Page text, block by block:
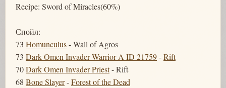
Recipe: Sword of Miracles(60%)
Спойл:
73 Homunculus- Wall of Agros
73 Dark Omen Invader Warrior A ID 21759-Rift
70Dark Omen Invader Priest- Rift
68 Bone Slayer-Forest of the Dead